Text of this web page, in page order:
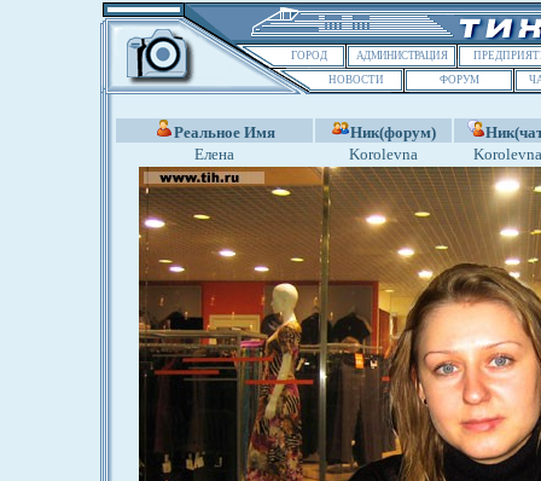
ГОРОД АДМИНИСТРАЦИЯ
НОВОСТИ
ФОРУМ
Реальное Имя Ник(форум)
Елена
Korolevna Korolevna